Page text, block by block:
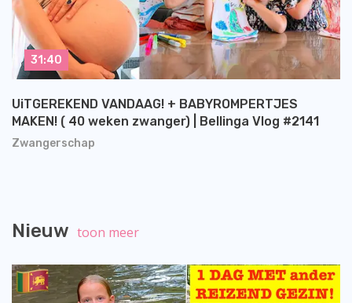
Zwangerschap
UiTGEREKEND VANDAAG! + BABYROMPERTJES
MAKEN! ( 40 weken zwanger) | Bellinga Vlog #2141
31:40
Nieuw toon meer